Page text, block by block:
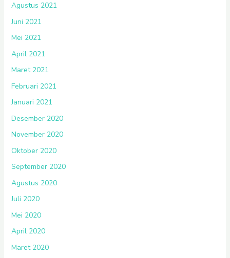
Agustus 2021
Juni 2021
Mei 2021
April 2021
Maret 2021
Februari 2021
Januari 2021
Desember 2020
November 2020
Oktober 2020
September 2020
Agustus 2020
Juli 2020
Mei 2020
April 2020
Maret 2020